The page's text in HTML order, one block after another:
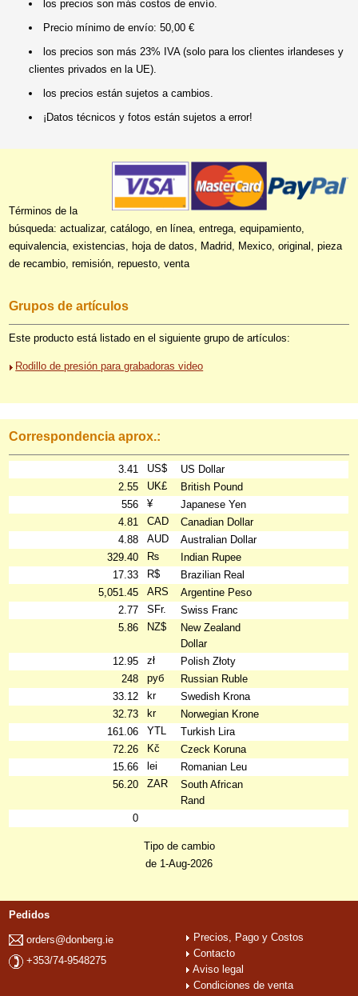
los precios son más costos de envío.
Precio mínimo de envío: 50,00 €
los precios son más 23% IVA (solo para los clientes irlandeses y
clientes privados en la UE).
los precios están sujetos a cambios.
¡Datos técnicos y fotos están sujetos a error!
Términos de la
búsqueda: actualizar, catálogo, en línea, entrega, equipamiento,
equivalencia, existencias, hoja de datos, Madrid, Mexico, original, pieza
de recambio, remisión, repuesto, venta
Grupos de artículos
Este producto está listado en el siguiente grupo de artículos:
Rodillo de presión para grabadoras video
Correspondencia aprox.:
3.41 US$
US Dollar
2.55
UK£
British Pound
556
¥
Japanese Yen
4.81
CAD
Canadian Dollar
4.88
AUD
Australian Dollar
329.40
₨
Indian Rupee
17.33
R$
Brazilian Real
5,051.45
ARS
Argentine Peso
2.77
SFr.
Swiss Franc
5.86
NZ$
New Zealand
Dollar
12.95
zł
Polish Złoty
248
руб
Russian Ruble
33.12
kr
Swedish Krona
32.73
kr
Norwegian Krone
161.06
YTL
Turkish Lira
72.26
Kč
Czeck Koruna
15.66
lei
Romanian Leu
56.20
ZAR
South African
Rand
0
Tipo de cambio
de 1-Aug-2026
Pedidos
orders@donberg.ie
+353/74-9548275
Precios, Pago y Costos
Contacto
Aviso legal
Condiciones de venta